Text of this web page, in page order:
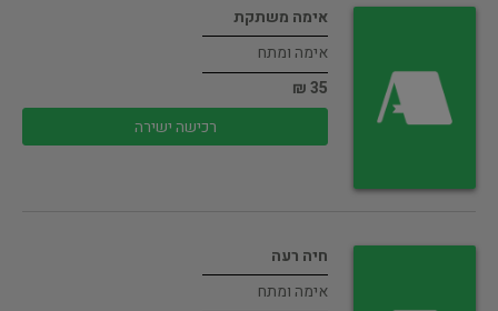
אימה משתקת
אימה ומתח
35 ₪
רכישה ישירה
חיה רעה
אימה ומתח